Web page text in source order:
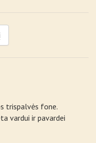
trispalvės fone.
vardui ir pavardei